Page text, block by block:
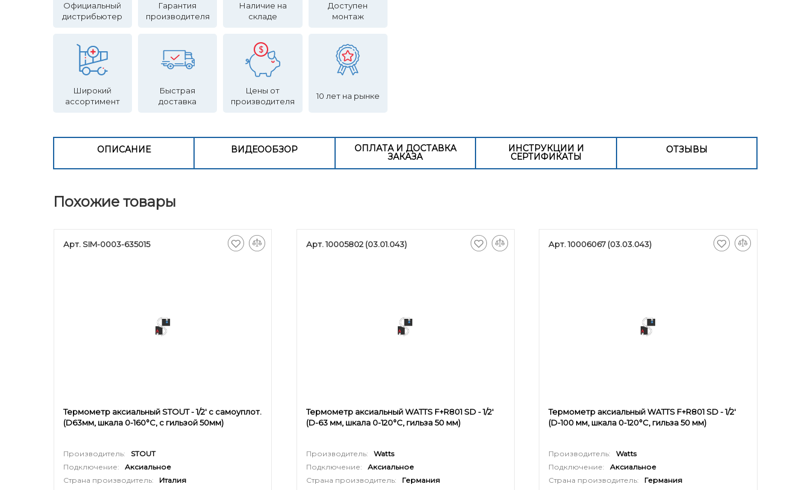
Официальный
дистрибьютер
Гарантия
производителя
Наличие на
складе
Доступен
монтаж
Широкий
ассортимент
Быстрая
доставка
Цены от
производителя
10 лет на рынке
ОПИСАНИЕ ВИДЕООБЗОР ОПЛАТА И ДОСТАВКА
ЗАКАЗА
ИНСТРУКЦИИ И
СЕРТИФИКАТЫ
ОТЗЫВЫ
Похожие товары
Арт. SIM-0003-635015
Термометр аксиальный STOUT - 1/2' с самоуплот.
(D63мм, шкала 0-160°C, с гильзой 50мм)
Производитель:
STOUT
Подключение:
Аксиальное
Страна производитель:
Италия
Арт. 10005802 (03.01.043)
Термометр аксиальный WATTS F+R801 SD - 1/2'
(D-63 мм, шкала 0-120°C, гильза 50 мм)
Производитель:
Watts
Подключение:
Аксиальное
Страна производитель:
Германия
Арт. 10006067 (03.03.043)
Термометр аксиальный WATTS F+R801 SD - 1/2'
(D-100 мм, шкала 0-120°C, гильза 50 мм)
Производитель:
Watts
Подключение:
Аксиальное
Страна производитель:
Германия